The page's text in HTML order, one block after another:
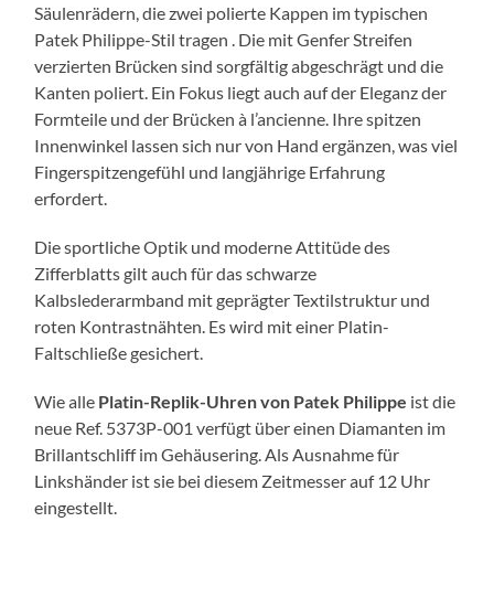
Säulenrädern, die zwei polierte Kappen im typischen
Patek Philippe-Stil tragen . Die mit Genfer Streifen
verzierten Brücken sind sorgfältig abgeschrägt und die
Kanten poliert. Ein Fokus liegt auch auf der Eleganz der
Formteile und der Brücken à l’ancienne. Ihre spitzen
Innenwinkel lassen sich nur von Hand ergänzen, was viel
Fingerspitzengefühl und langjährige Erfahrung
erfordert.
Die sportliche Optik und moderne Attitüde des
Zifferblatts gilt auch für das schwarze
Kalbslederarmband mit geprägter Textilstruktur und
roten Kontrastnähten. Es wird mit einer Platin-
Faltschließe gesichert.
Wie alle Platin-Replik-Uhren von Patek Philippe ist die
neue Ref. 5373P-001 verfügt über einen Diamanten im
Brillantschliff im Gehäusering. Als Ausnahme für
Linkshänder ist sie bei diesem Zeitmesser auf 12 Uhr
eingestellt.